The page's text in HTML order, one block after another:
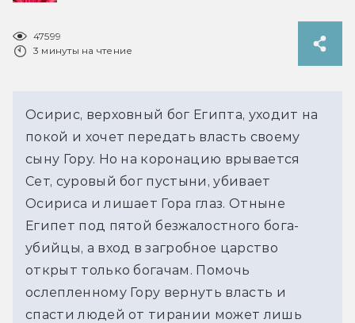
47599
3 минуты на чтение
Осирис, верховный бог Египта, уходит на
покой и хочет передать власть своему
сыну Гору. Но на коронацию врывается
Сет, суровый бог пустыни, убивает
Осириса и лишает Гора глаз. Отныне
Египет под пятой безжалостного бога-
убийцы, а вход в загробное царство
открыт только богачам. Помочь
ослепленному Гору вернуть власть и
спасти людей от тирании может лишь